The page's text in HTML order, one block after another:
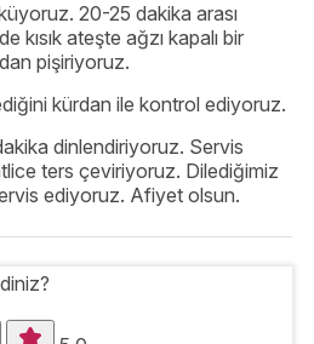
20-25 dakika arası
kısık ateşte ağzı kapalı bir
pişiriyoruz.
kürdan ile kontrol ediyoruz.
dinlendiriyoruz. Servis
ters çeviriyoruz. Dilediğimiz
ediyoruz. Afiyet olsun.